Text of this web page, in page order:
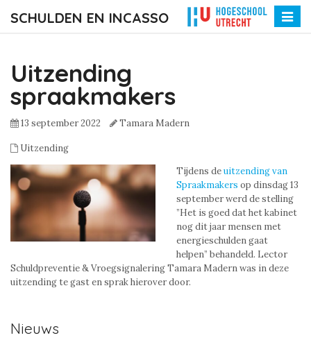
SCHULDEN EN INCASSO
Toggle
Uitzending
spraakmakers
13 september 2022 Tamara Madern
Uitzending
Tijdens deuitzending van
Spraakmakers op dinsdag 13
september werd de stelling
”Het is goed dat het kabinet
nog dit jaar mensen met
energieschulden gaat
helpen” behandeld. Lector
Schuldpreventie & Vroegsignalering Tamara Madern was in deze
uitzending te gast en sprak hierover door.
Nieuws